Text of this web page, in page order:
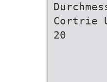
Cortrie
20